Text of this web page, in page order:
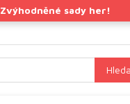
Zvýhodněné sady her!